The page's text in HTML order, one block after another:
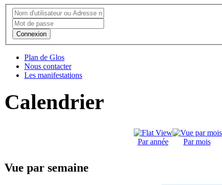
Connexion
Plan de Glos
Nous contacter
Les manifestations
Calendrier
Par année Par mois
Vue par semaine